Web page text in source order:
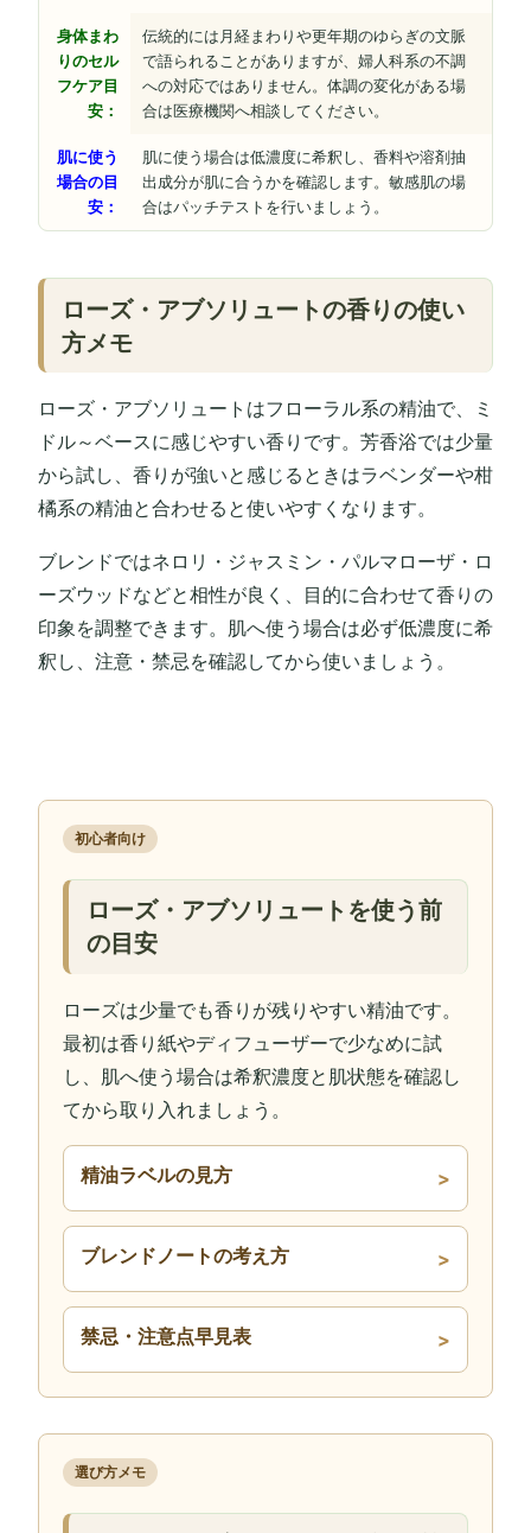
身体まわ
りのセル
フケア目
安：
伝統的には月経まわりや更年期のゆらぎの文脈
で語られることがありますが、婦人科系の不調
への対応ではありません。体調の変化がある場
合は医療機関へ相談してください。
肌に使う
場合の目
安：
肌に使う場合は低濃度に希釈し、香料や溶剤抽
出成分が肌に合うかを確認します。敏感肌の場
合はパッチテストを行いましょう。
ローズ・アブソリュートの香りの使い
方メモ
ローズ・アブソリュートはフローラル系の精油で、ミ
ドル～ベースに感じやすい香りです。芳香浴では少量
から試し、香りが強いと感じるときはラベンダーや柑
橘系の精油と合わせると使いやすくなります。
ブレンドではネロリ・ジャスミン・パルマローザ・ロ
ーズウッドなどと相性が良く、目的に合わせて香りの
印象を調整できます。肌へ使う場合は必ず低濃度に希
釈し、注意・禁忌を確認してから使いましょう。
初心者向け
ローズ・アブソリュートを使う前
の目安
ローズは少量でも香りが残りやすい精油です。
最初は香り紙やディフューザーで少なめに試
し、肌へ使う場合は希釈濃度と肌状態を確認し
てから取り入れましょう。
精油ラベルの見方
ブレンドノートの考え方
禁忌・注意点早見表
選び方メモ